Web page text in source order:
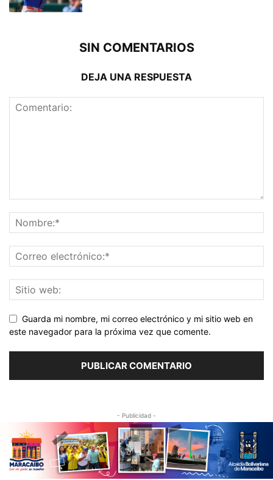
SIN COMENTARIOS
DEJA UNA RESPUESTA
Guarda mi nombre, mi correo electrónico y mi sitio web en
este navegador para la próxima vez que comente.
- Publicidad -